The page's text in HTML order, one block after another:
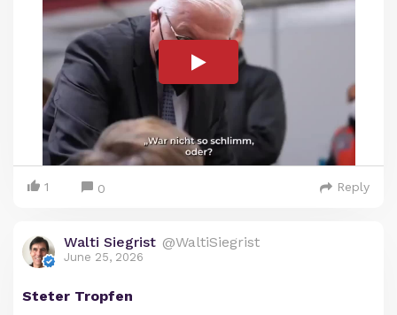
1 0 Reply
Walti Siegrist @WaltiSiegrist
June 25, 2026
Steter Tropfen